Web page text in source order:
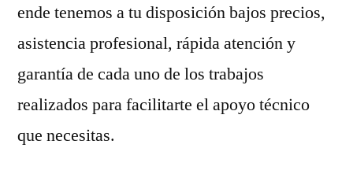
ende tenemos a tu disposición bajos precios,
asistencia profesional, rápida atención y
garantía de cada uno de los trabajos
realizados para facilitarte el apoyo técnico
que necesitas.